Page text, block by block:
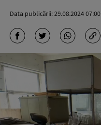
Data publicării:29.08.2024 07:00